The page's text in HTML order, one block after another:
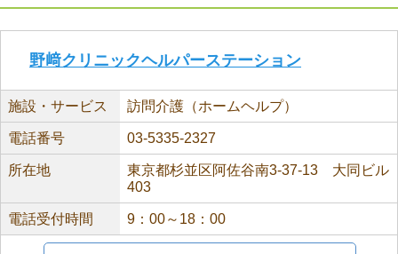
野﨑クリニックヘルパーステーション
施設・サービス 訪問介護（ホームヘルプ）
電話番号 03-5335-2327
所在地
東京都杉並区阿佐谷南3-37-13 大同ビル
403
電話受付時間 9：00～18：00